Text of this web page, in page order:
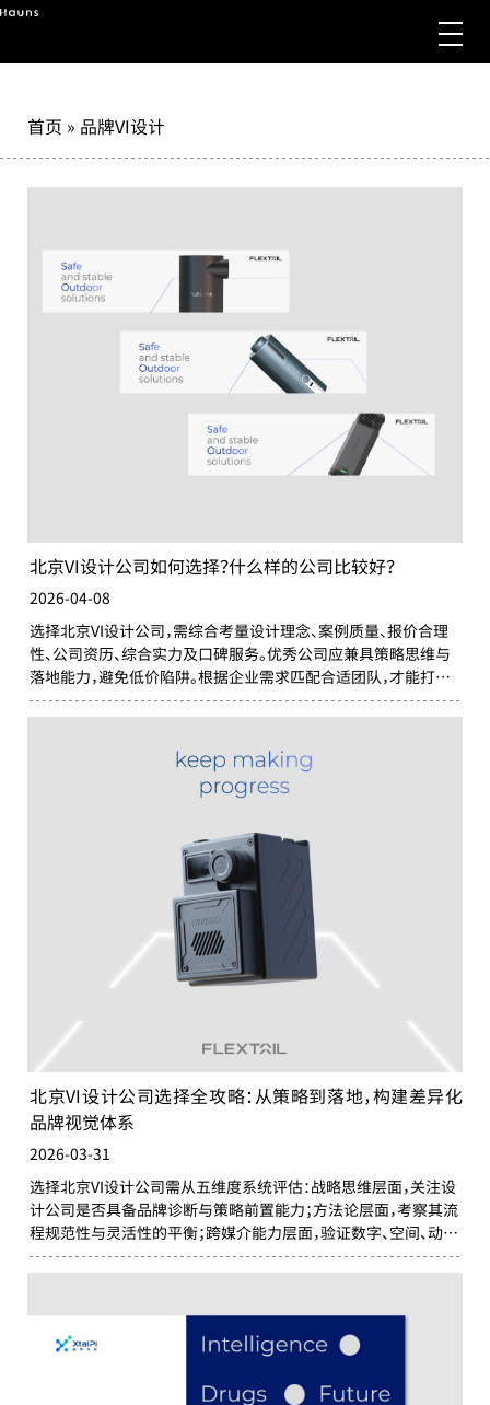
首页 » 品牌VI设计
北京VI设计公司如何选择？什么样的公司比较好？
2026-04-08
选择北京VI设计公司，需综合考量设计理念、案例质量、报价合理
性、公司资历、综合实力及口碑服务。优秀公司应兼具策略思维与
落地能力，避免低价陷阱。根据企业需求匹配合适团队，才能打造
具有长期价值的品牌视觉体系。
北京VI设计公司选择全攻略：从策略到落地，构建差异化
品牌视觉体系
2026-03-31
选择北京VI设计公司需从五维度系统评估：战略思维层面，关注设
计公司是否具备品牌诊断与策略前置能力；方法论层面，考察其流
程规范性与灵活性的平衡；跨媒介能力层面，验证数字、空间、动态
等全触点设计实力；协作效率层面，确认主创团队参与度与沟通机